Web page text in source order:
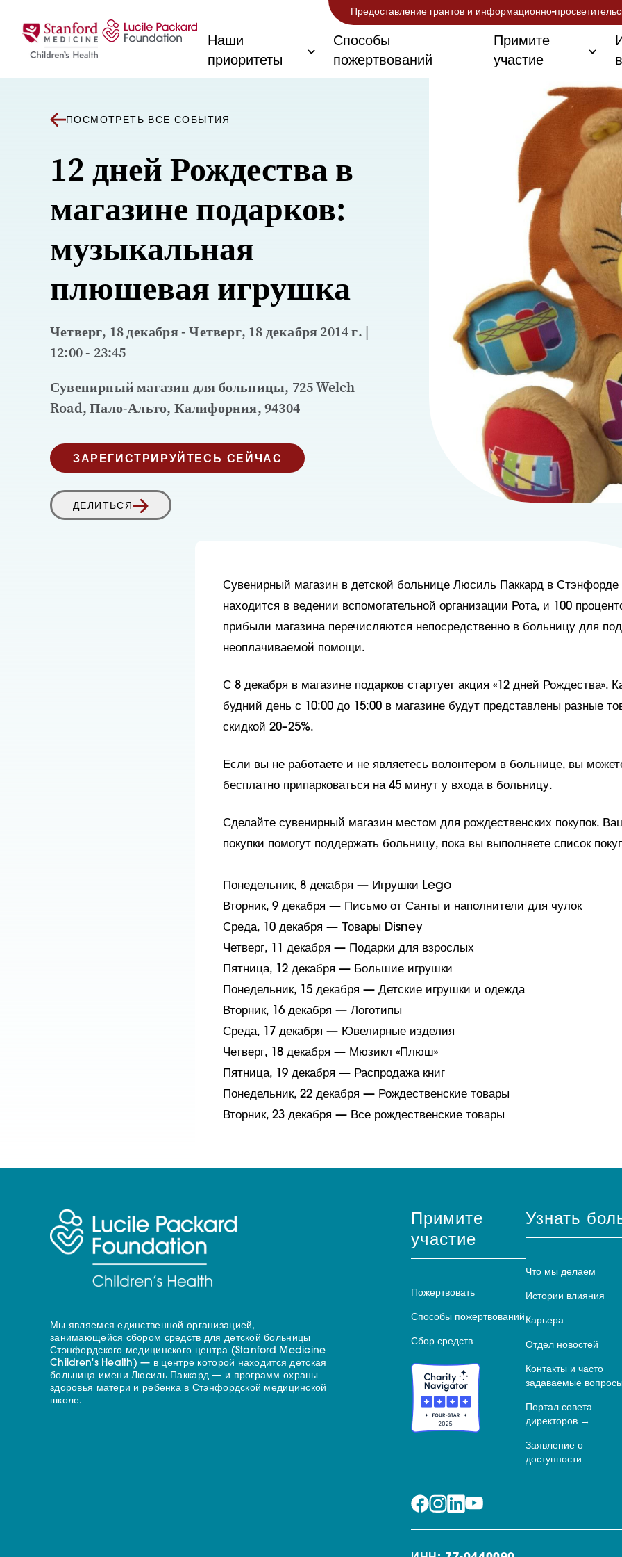
Предоставление грантов и информационно-
Наши
приоритеты
Способы
пожертвований
Примите
участие
ПОСМОТРЕТЬ ВСЕ СОБЫТИЯ
12 дней Рождества в
магазине подарков:
музыкальная
плюшевая игрушка
Четверг, 18 декабря - Четверг, 18 декабря 2014 г. |
12:00 - 23:45
Сувенирный магазин для больницы, 725 Welch
Road, Пало-Альто, Калифорния, 94304
ЗАРЕГИСТРИРУЙТЕСЬ СЕЙЧАС
ДЕЛИТЬСЯ
Сувенирный магазин в детской больнице Люсиль Паккард в Стэнфорде
находится в ведении вспомогательной организации Рота, и 100
прибыли магазина перечисляются непосредственно в больницу для
неоплачиваемой помощи.
С 8 декабря в магазине подарков стартует акция «12 дней Рождества».
будний день с 10:00 до 15:00 в магазине будут представлены разные
скидкой 20–25%.
Если вы не работаете и не являетесь волонтером в больнице, вы
бесплатно припарковаться на 45 минут у входа в больницу.
Сделайте сувенирный магазин местом для рождественских покупок.
покупки помогут поддержать больницу, пока вы выполняете список
Понедельник, 8 декабря — Игрушки Lego
Вторник, 9 декабря — Письмо от Санты и наполнители для чулок
Среда, 10 декабря — Товары Disney
Четверг, 11 декабря — Подарки для взрослых
Пятница, 12 декабря — Большие игрушки
Понедельник, 15 декабря — Детские игрушки и одежда
Вторник, 16 декабря — Логотипы
Среда, 17 декабря — Ювелирные изделия
Четверг, 18 декабря — Мюзикл «Плюш»
Пятница, 19 декабря — Распродажа книг
Понедельник, 22 декабря — Рождественские товары
Вторник, 23 декабря — Все рождественские товары
Мы являемся единственной организацией,
занимающейся сбором средств для детской больницы
Стэнфордского медицинского центра (Stanford Medicine
Children's Health) — в центре которой находится детская
больница имени Люсиль Паккард — и программ охраны
здоровья матери и ребенка в Стэнфордской медицинской
школе.
Примите
участие
Пожертвовать
Способы пожертвований
Сбор средств
Узнать
Что мы делаем
Истории влияния
Карьера
Отдел новостей
Контакты и часто
задаваемые
Портал совета
директоров
Заявление о
доступности